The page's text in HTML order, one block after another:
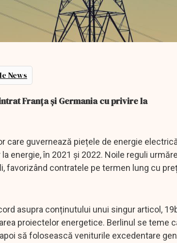
News
Franța și Germania cu privire la
care guvernează piețele de energie
energie, în 2021 și 2022. Noile reguli
contratele pe termen lung cu
asupra conținutului unui singur articol,
proiectelor energetice. Berlinul se teme
să folosească veniturile excedentare